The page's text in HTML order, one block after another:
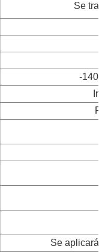
Se
-140 /
Se aplicarán